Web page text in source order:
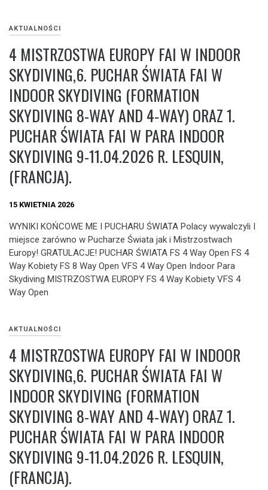
AKTUALNOŚCI
4 MISTRZOSTWA EUROPY FAI W INDOOR
SKYDIVING,6. PUCHAR ŚWIATA FAI W
INDOOR SKYDIVING (FORMATION
SKYDIVING 8-WAY AND 4-WAY) ORAZ 1.
PUCHAR ŚWIATA FAI W PARA INDOOR
SKYDIVING 9-11.04.2026 R. LESQUIN,
(FRANCJA).
15 KWIETNIA 2026
WYNIKI KOŃCOWE ME I PUCHARU ŚWIATA Polacy wywalczyli I
miejsce zarówno w Pucharze Świata jak i Mistrzostwach
Europy! GRATULACJE! PUCHAR ŚWIATA FS 4 Way Open FS 4
Way Kobiety FS 8 Way Open VFS 4 Way Open Indoor Para
Skydiving MISTRZOSTWA EUROPY FS 4 Way Kobiety VFS 4
Way Open
AKTUALNOŚCI
4 MISTRZOSTWA EUROPY FAI W INDOOR
SKYDIVING,6. PUCHAR ŚWIATA FAI W
INDOOR SKYDIVING (FORMATION
SKYDIVING 8-WAY AND 4-WAY) ORAZ 1.
PUCHAR ŚWIATA FAI W PARA INDOOR
SKYDIVING 9-11.04.2026 R. LESQUIN,
(FRANCJA).